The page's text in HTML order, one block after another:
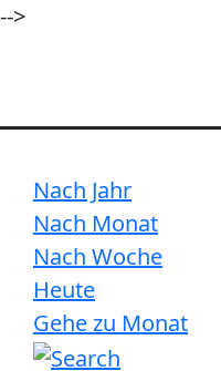
-->
Nach Jahr
Nach Monat
Nach Woche
Heute
Gehe zu Monat